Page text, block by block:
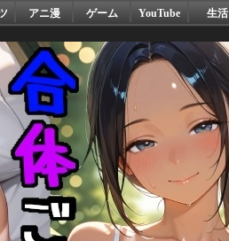
アニ漫 ゲーム YouTube 生活